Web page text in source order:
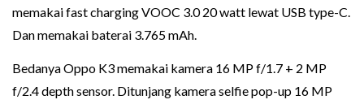
memakai fast charging VOOC 3.0 20 watt lewat USB type-C.
Dan memakai baterai 3.765 mAh.
Bedanya Oppo K3 memakai kamera 16 MP f/1.7 + 2 MP
f/2.4 depth sensor. Ditunjang kamera selfie pop-up 16 MP